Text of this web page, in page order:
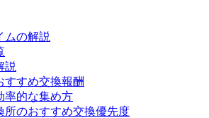
ムの解説
説
すすめ交換報酬
率的な集め方
所のおすすめ交換優先度